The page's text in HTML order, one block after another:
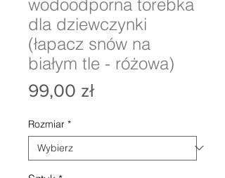
wodoodporna torebka
dla dziewczynki
(łapacz snów na
białym tle - różowa)
99,00 złCena
Rozmiar *